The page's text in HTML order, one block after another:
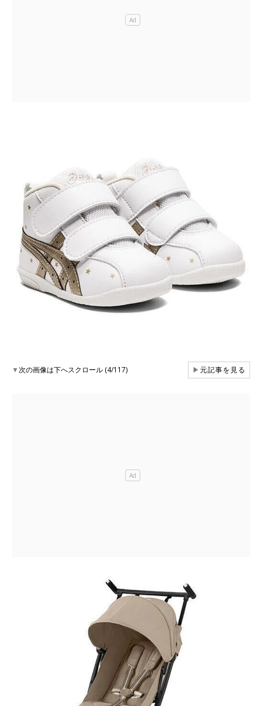
▼次の画像は下へスクロール (4/117) ▶元記事を見る